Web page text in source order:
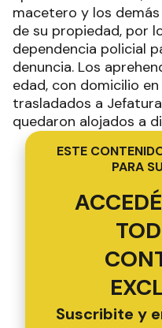
macetero y los
de su propiedad, por
dependencia policial
denuncia. Los
edad, con domicilio
trasladados a
quedaron alojados a
ESTE
PARA
Suscribite y